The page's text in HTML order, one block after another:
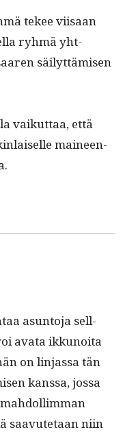
tekee viisaan
ryh­mä yht­
säi­lyt­tämisen
vaikut­taa, että
maineen­
asun­to­ja sel­l­
ava­ta ikkunoi­ta
on lin­jas­sa tän
kanssa, jos­sa
saavute­taan niin